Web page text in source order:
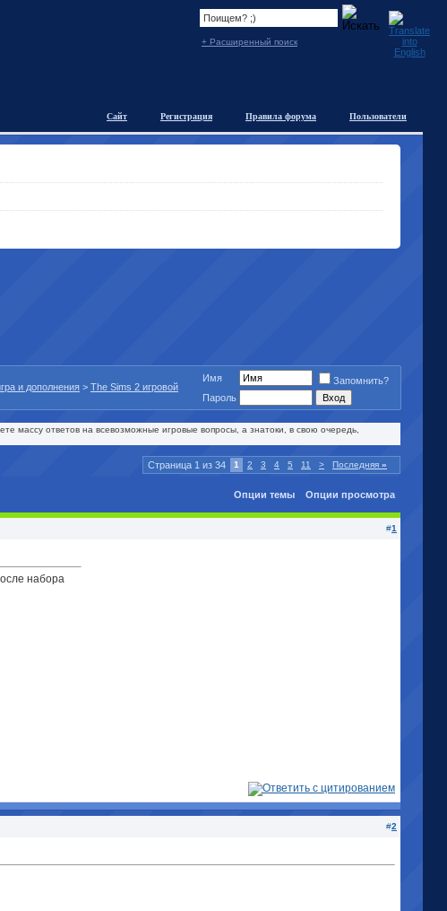
+ Расширенный поиск
Пользователи
Правила форума
Регистрация
Сайт
и дополнения > The Sims 2 игровой
Имя
Запомнить?
Пароль
массу ответов на всевозможные игровые вопросы, а знатоки, в свою очередь,
Страница 1 из 34 1 2 3 4 5 11 > Последняя »
Опции темы Опции просмотра
#1
набора
#2